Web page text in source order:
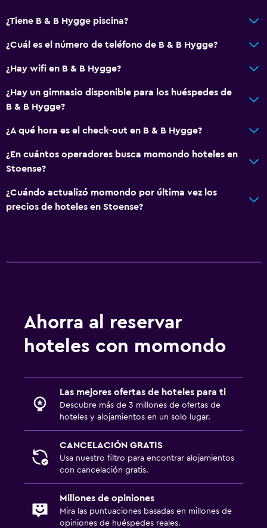
¿Tiene B & B Hygge piscina?
¿Cuál es el número de teléfono de B & B Hygge?
¿Hay wifi en B & B Hygge?
¿Hay un gimnasio disponible para los huéspedes de
B & B Hygge?
¿A qué hora es el check-out en B & B Hygge?
¿En cuántos operadores busca momondo hoteles en
Stoense?
¿Cuándo actualizó momondo por última vez los
precios de hoteles en Stoense?
Ahorra al reservar
hoteles con momondo
Las mejores ofertas de hoteles para ti
Descubre más de 3 millones de ofertas de
hoteles y alojamientos en un solo lugar.
CANCELACIÓN GRATIS
Usa nuestro filtro para encontrar alojamientos
con cancelación gratis.
Millones de opiniones
Mira las puntuaciones basadas en millones de
opiniones de huéspedes reales.